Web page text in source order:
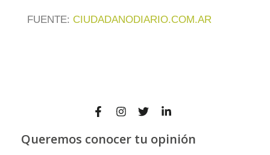
FUENTE: CIUDADANODIARIO.COM.AR
Queremos conocer tu opinión